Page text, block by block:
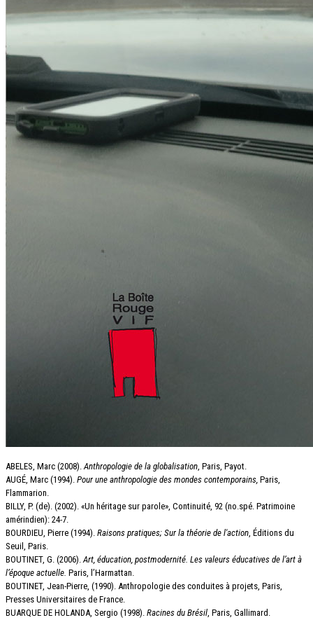
ABELES, Marc (2008).Anthropologie de la globalisation, Paris, Payot.
AUGÉ, Marc (1994). Pour une anthropologie des mondes contemporains, Paris,
Flammarion.
BILLY, P. (de). (2002). «Un héritage sur parole», Continuité, 92 (no.spé. Patrimoine
amérindien): 24-7.
BOURDIEU, Pierre (1994). Raisons pratiques; Sur la théorie de l'action, Éditions du
Seuil, Paris.
BOUTINET, G. (2006).Art, éducation, postmodernité. Les valeurs éducatives de l’art à
l’époque actuelle. Paris, l’Harmattan.
BOUTINET, Jean-Pierre, (1990). Anthropologie des conduites à projets, Paris,
Presses Universitaires de France.
BUARQUE DE HOLANDA, Sergio (1998). Racines du Brésil, Paris, Gallimard.